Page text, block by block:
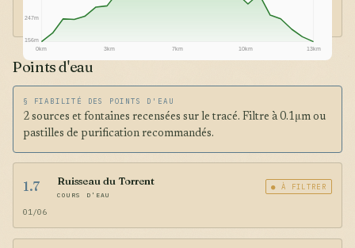
156m
247m
0km 3km 7km 10km 13km
Points d'eau
§ FIABILITÉ DES POINTS D'EAU
2 sources et fontaines recensées sur le tracé. Filtre à 0.1μm ou
pastilles de purification recommandés.
1.7 Ruisseau du Torrent
COURS D'EAU
● À FILTRER
01/06